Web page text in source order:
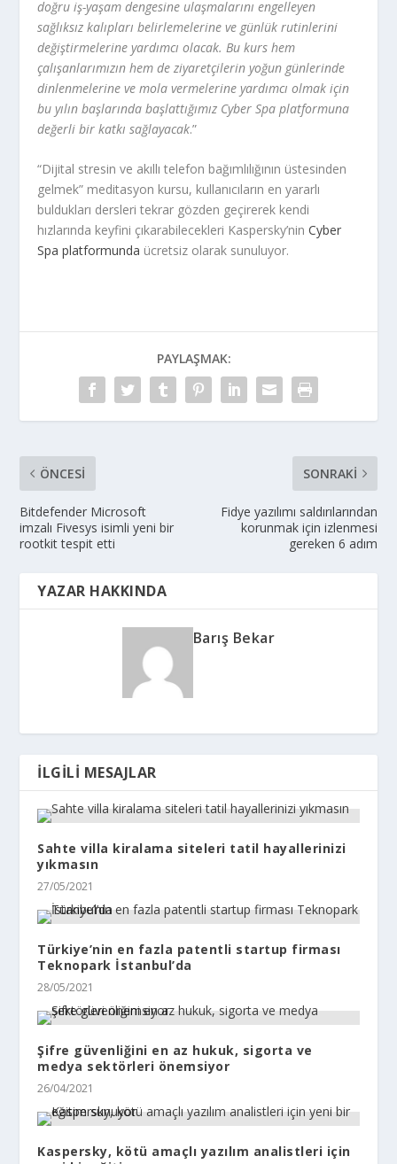
doğru iş-yaşam dengesine ulaşmalarını engelleyen
sağlıksız kalıpları belirlemelerine ve günlük rutinlerini
değiştirmelerine yardımcı olacak. Bu kurs hem
çalışanlarımızın hem de ziyaretçilerin yoğun günlerinde
dinlenmelerine ve mola vermelerine yardımcı olmak için
bu yılın başlarında başlattığımız Cyber Spa platformuna
değerli bir katkı sağlayacak.”
“Dijital stresin ve akıllı telefon bağımlılığının üstesinden
gelmek” meditasyon kursu, kullanıcıların en yararlı
buldukları dersleri tekrar gözden geçirerek kendi
hızlarında keyfini çıkarabilecekleri Kaspersky’ninCyber
Spa platformunda ücretsiz olarak sunuluyor.
PAYLAŞMAK:
ÖNCESI
Bitdefender Microsoft
imzalı Fivesys isimli yeni bir
rootkit tespit etti
SONRAKI
Fidye yazılımı saldırılarından
korunmak için izlenmesi
gereken 6 adım
YAZAR HAKKINDA
Barış Bekar
İLGILI MESAJLAR
Sahte villa kiralama siteleri tatil hayallerinizi
yıkmasın
27/05/2021
Türkiye’nin en fazla patentli startup firması
Teknopark İstanbul’da
28/05/2021
Şifre güvenliğini en az hukuk, sigorta ve
medya sektörleri önemsiyor
26/04/2021
Kaspersky, kötü amaçlı yazılım analistleri için